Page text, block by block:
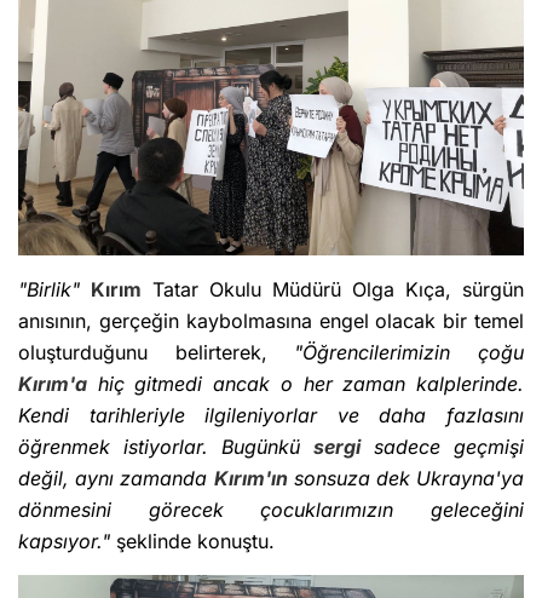
"Birlik" Kırım Tatar Okulu Müdürü Olga Kıça, sürgün
anısının, gerçeğin kaybolmasına engel olacak bir temel
oluşturduğunu belirterek, "Öğrencilerimizin çoğu
Kırım'a hiç gitmedi ancak o her zaman kalplerinde.
Kendi tarihleriyle ilgileniyorlar ve daha fazlasını
öğrenmek istiyorlar. Bugünkü sergisadece geçmişi
değil, aynı zamanda Kırım'ınsonsuza dek Ukrayna'ya
dönmesini görecek çocuklarımızın geleceğini
kapsıyor." şeklinde konuştu.